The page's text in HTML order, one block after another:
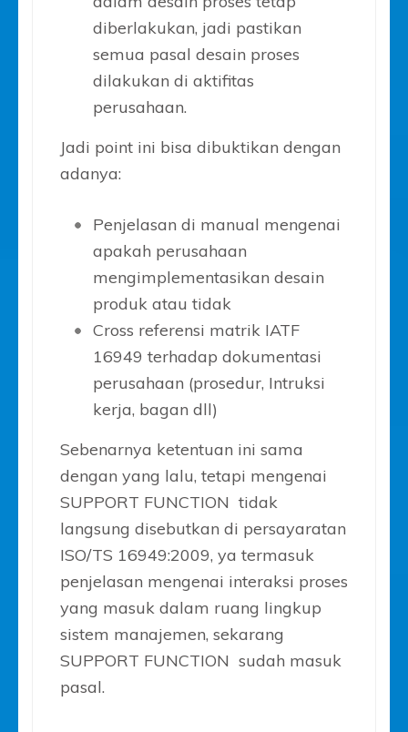
diberlakukan, jadi pastikan
semua pasal desain proses
dilakukan di aktifitas
perusahaan.
Jadi point ini bisa dibuktikan dengan
adanya:
Penjelasan di manual mengenai
apakah perusahaan
mengimplementasikan desain
produk atau tidak
Cross referensi matrik IATF
16949 terhadap dokumentasi
perusahaan (prosedur, Intruksi
kerja, bagan dll)
Sebenarnya ketentuan ini sama
dengan yang lalu, tetapi mengenai
SUPPORT FUNCTION tidak
langsung disebutkan di persayaratan
ISO/TS 16949:2009, ya termasuk
penjelasan mengenai interaksi proses
yang masuk dalam ruang lingkup
sistem manajemen, sekarang
SUPPORT FUNCTION sudah masuk
pasal.